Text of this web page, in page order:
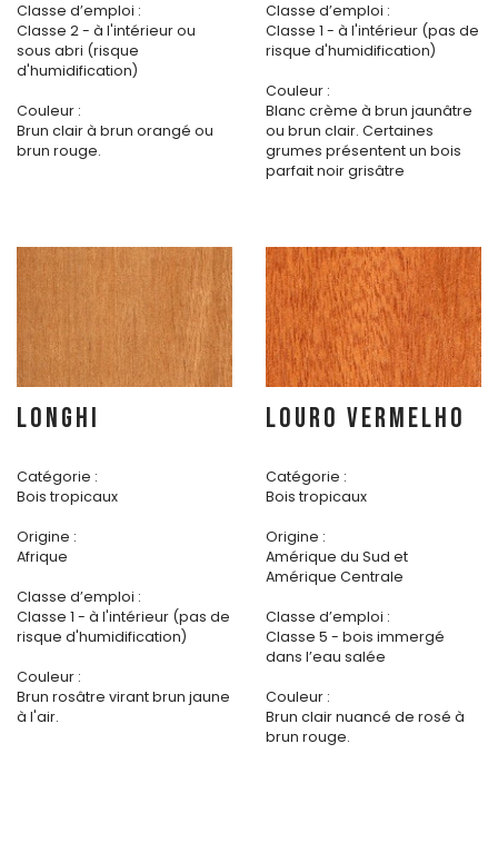
Classe d’emploi :
Classe 2 - à l'intérieur ou
sous abri (risque
d'humidification)
Couleur :
Brun clair à brun orangé ou
brun rouge.
Classe d’emploi :
Classe 1 - à l'intérieur (pas de
risque d'humidification)
Couleur :
Blanc crème à brun jaunâtre
ou brun clair. Certaines
grumes présentent un bois
parfait noir grisâtre
LONGHI
Catégorie :
Bois tropicaux
Origine :
Afrique
Classe d’emploi :
Classe 1 - à l'intérieur (pas de
risque d'humidification)
Couleur :
Brun rosâtre virant brun jaune
à l'air.
LOURO VERMELHO
Catégorie :
Bois tropicaux
Origine :
Amérique du Sud et
Amérique Centrale
Classe d’emploi :
Classe 5 - bois immergé
dans l’eau salée
Couleur :
Brun clair nuancé de rosé à
brun rouge.